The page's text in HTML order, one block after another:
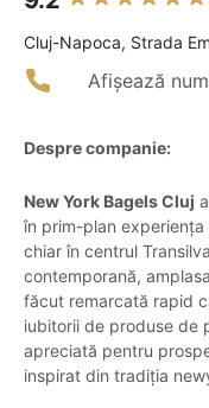
Cluj-Napoca, Strada
Afișează
Despre companie:
New York Bagels Cluj
în prim-plan
chiar în centrul
contemporană,
făcut remarcată rapid
iubitorii de produse de
apreciată pentru
inspirat din tradiția